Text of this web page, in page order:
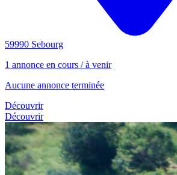
59990 Sebourg
1 annonce en cours / à venir
Aucune annonce terminée
Découvrir
Découvrir